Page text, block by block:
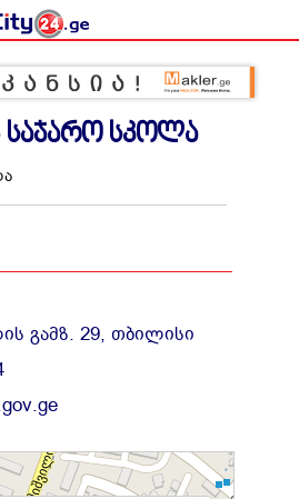
საჯარო სკოლა
გამზ. 29, თბილისი